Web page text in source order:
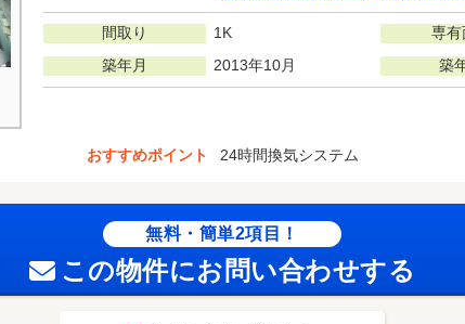
間取り 1K 専有
築年月 2013年10月 築
おすすめポイント 24時間換気システム
無料・簡単2項目！
この物件にお問い合わせする